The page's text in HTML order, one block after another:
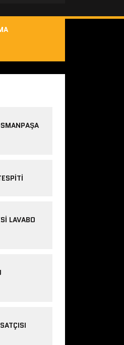
LAVABO